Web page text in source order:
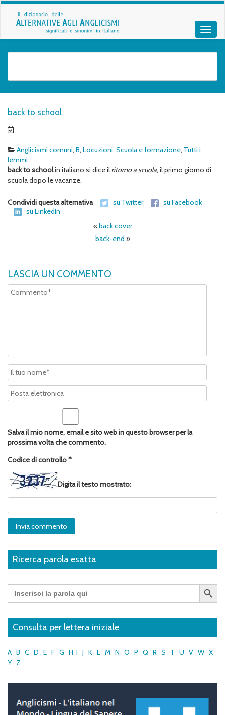
back to school
Anglicismi comuni, B, Locuzioni, Scuola e formazione, Tutti i
lemmi
back to schoolin italiano si dice il ritorno a scuola, il primo giorno di
scuola dopo le vacanze.
Condividi questa alternativa su Twitter
su Facebook
su LinkedIn
« back cover
back-end »
LASCIA UN COMMENTO
Salva il mio nome, email e sito web in questo browser per la
prossima volta che commento.
Codice di controllo*
Digita il testo mostrato:
Ricerca parola esatta
Search
for:
Search Button
Consulta per lettera iniziale
A B C D E F G H I J K L M N O P Q R S T U V W X
Y Z